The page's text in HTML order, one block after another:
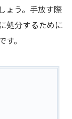
ょう。手放す際
処分するために
。